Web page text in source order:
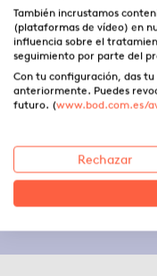
Tipos de
También incrustamos
(plataformas de vídeo) en
influencia sobre el
seguimiento por parte del
Con tu configuración, das
anteriormente. Puedes
futuro. (www.bod.com.es/
Rechazar